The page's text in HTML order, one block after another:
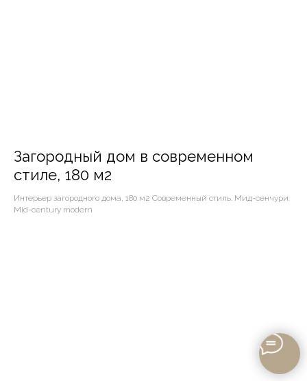
Загородный дом в современном
стиле, 180 м2
Интерьер загородного дома, 180 м2 Современный стиль. Мид-сенчури.
Mid-century modern